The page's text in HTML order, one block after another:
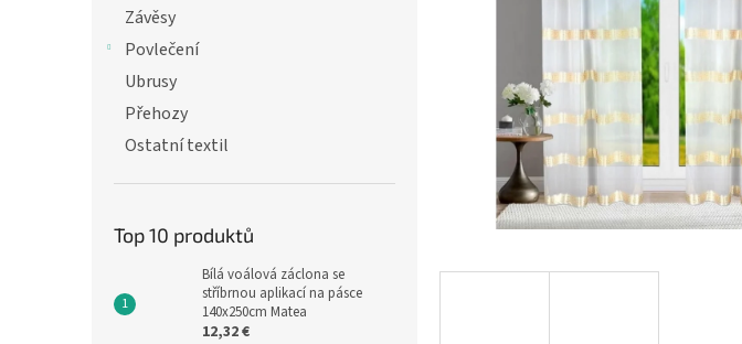
Závěsy
Povlečení
Ubrusy
Přehozy
Ostatní textil
Top 10 produktů
Bílá voálová záclona se
stříbrnou aplikací na pásce
140x250cm Matea
12,32 €